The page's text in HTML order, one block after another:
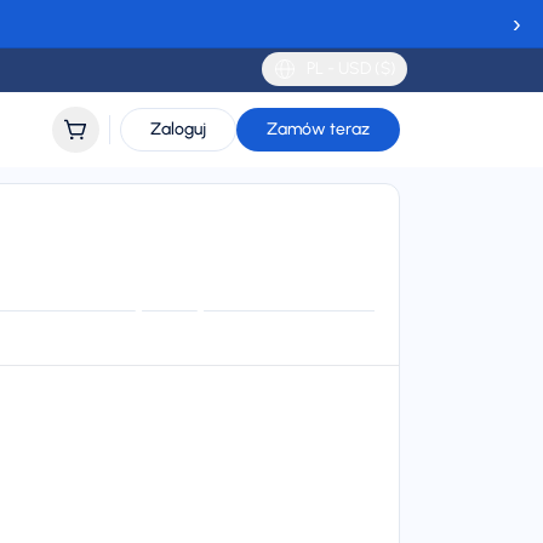
›
Zaloguj Zamów teraz